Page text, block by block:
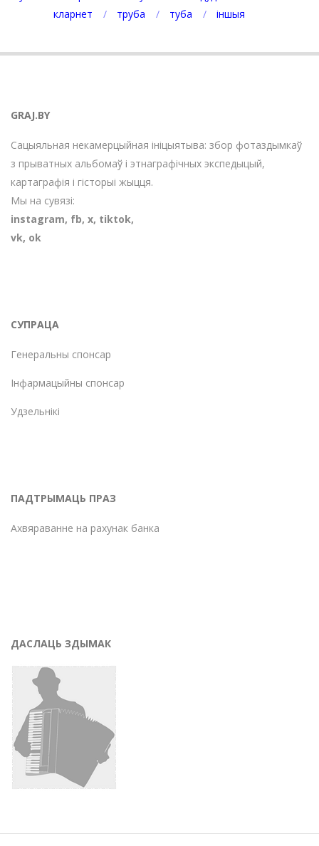
кларнет
труба туба іншыя
GRAJ.BY
Сацыяльная некамерцыйная ініцыятыва: збор фотаздымкаў
з прыватных альбомаў і этнаграфічных экспедыцый,
картаграфія і гісторыі жыцця.
Мы на сувязі:
instagram, fb, х, tiktok,
vk, ok
СУПРАЦА
Генеральны спонсар
Інфармацыйны спонсар
Удзельнікі
ПАДТРЫМАЦЬ ПРАЗ
Ахвяраванне на рахунак банка
ДАСЛАЦЬ ЗДЫМАК